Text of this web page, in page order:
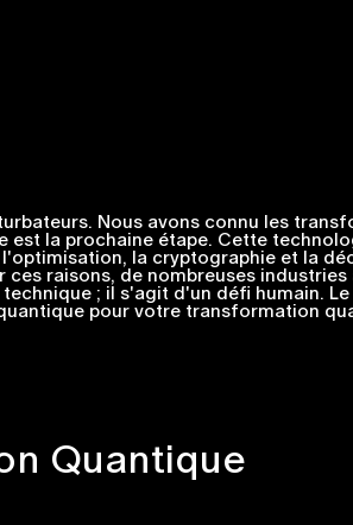
Nous avons connu les
est la prochaine étape. Cette
la cryptographie et la
raisons, de nombreuses
; il s'agit d'un défi humain.
pour votre transformation
Quantique